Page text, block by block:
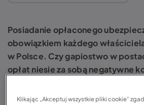
Posiadanie opłaconego
obowiązkiem każdego
w Polsce. Czy gapiostwo w
opłat niesie za sobą negatywne
Klikając „Akceptuj wszystkie pliki cookie”